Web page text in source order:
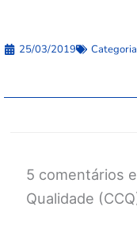
25/03/2019 Categoria
5 comentários
Qualidade